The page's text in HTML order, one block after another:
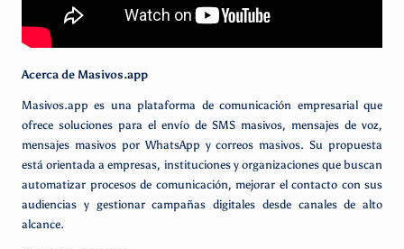
Acerca de Masivos.app
Masivos.app es una plataforma de comunicación empresarial que
ofrece soluciones para el envío de SMS masivos, mensajes de voz,
mensajes masivos por WhatsApp y correos masivos. Su propuesta
está orientada a empresas, instituciones y organizaciones que buscan
automatizar procesos de comunicación, mejorar el contacto con sus
audiencias y gestionar campañas digitales desde canales de alto
alcance.